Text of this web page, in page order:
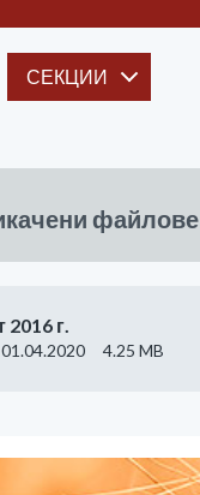
СЕКЦИИ
файлове
2016 г.
4.25 MB